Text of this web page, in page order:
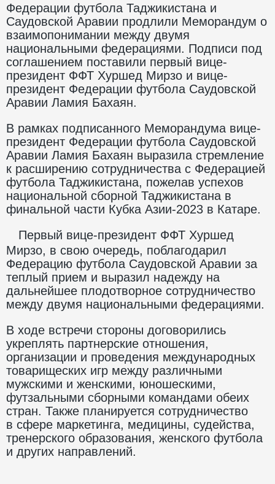
Федерации футбола Таджикистана и
Саудовской Аравии продлили Меморандум о
взаимопонимании между двумя
национальными федерациями. Подписи под
соглашением поставили первый вице-
президент ФФТ Хуршед Мирзо и вице-
президент Федерации футбола Саудовской
Аравии Ламия Бахаян.
В рамках подписанного Меморандума вице-
президент Федерации футбола Саудовской
Аравии Ламия Бахаян выразила стремление
к расширению сотрудничества с Федерацией
футбола Таджикистана, пожелав успехов
национальной сборной Таджикистана в
финальной части Кубка Азии-2023 в Катаре.
Первый вице-президент ФФТ Хуршед
Мирзо, в свою очередь, поблагодарил
Федерацию футбола Саудовской Аравии за
теплый прием и выразил надежду на
дальнейшее плодотворное сотрудничество
между двумя национальными федерациями.
В ходе встречи стороны договорились
укреплять партнерские отношения,
организации и проведения международных
товарищеских игр между различными
мужскими и женскими, юношескими,
футзальными сборными командами обеих
стран. Также планируется сотрудничество
в сфере маркетинга, медицины, судейства,
тренерского образования, женского футбола
и других направлений.